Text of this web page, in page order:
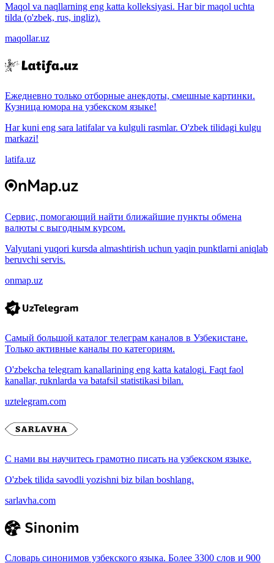
Maqol va naqllarning eng katta kolleksiyasi. Har bir maqol uchta
tilda (o'zbek, rus, ingliz).
maqollar.uz
Ежедневно только отборные анекдоты, смешные картинки.
Кузница юмора на узбекском языке!
Har kuni eng sara latifalar va kulguli rasmlar. O'zbek tilidagi kulgu
markazi!
latifa.uz
Сервис, помогающий найти ближайшие пункты обмена
валюты с выгодным курсом.
Valyutani yuqori kursda almashtirish uchun yaqin punktlarni aniqlab
beruvchi servis.
onmap.uz
Самый большой каталог телеграм каналов в Узбекистане.
Только активные каналы по категориям.
O'zbekcha telegram kanallarining eng katta katalogi. Faqt faol
kanallar, ruknlarda va batafsil statistikasi bilan.
uztelegram.com
С нами вы научитесь грамотно писать на узбекском языке.
O'zbek tilida savodli yozishni biz bilan boshlang.
sarlavha.com
Словарь синонимов узбекского языка. Более 3300 слов и 900